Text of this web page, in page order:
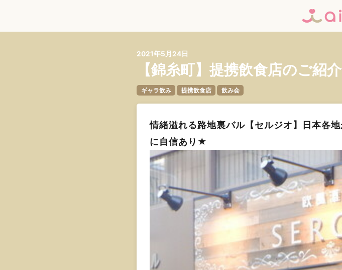
2021年5月24日
【錦糸町】提携飲食店のご紹
ギャラ飲み 提携飲食店 飲み会
情緒溢れる路地裏バル【セルジオ】日本各
に自信あり★